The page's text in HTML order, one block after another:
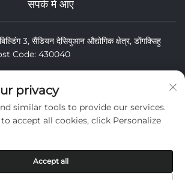
संपर्क में आएं
3, सैंडियन देसियुआन औद्योगिक क्षेत्र, डोंगक्सिहु
Code: 430040
निजता
privacy
similar tools to provide our services.
accept all cookies, click Personalize
Accept all